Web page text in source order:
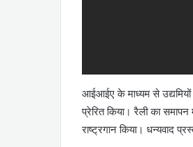
आईआईए के माध्यम से उद्यमियों
प्रेरित किया। रैली का
राष्ट्रगान किया। धन्यवाद